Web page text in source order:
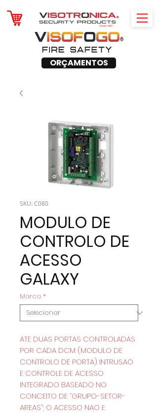
ORÇAMENTOS
SKU: C080
MODULO DE
CONTROLO DE
ACESSO
GALAXY
Marca *
ATE DUAS PORTAS CONTROLADAS
POR CADA DCM (MODULO DE
CONTROLO DE PORTA) INTRUSAO
E CONTROLE DE ACESSO
INTEGRADO BASEADO NO
CONCEITO DE “GRUPO-SETOR-
AREAS”; O ACESSO NAO E